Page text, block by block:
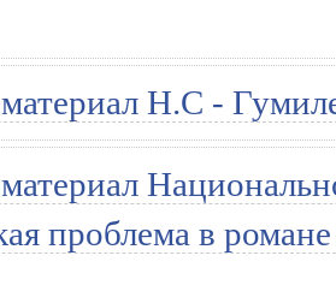
Н.С -
проблема в